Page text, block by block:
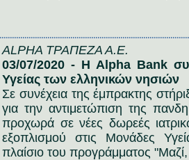
ALPHA ΤΡΑΠΕΖΑ Α.Ε.
03/07/2020 - Η Alpha Bank
Υγείας των ελληνικών νησιών
Σε συνέχεια της έμπρακτης
για την αντιμετώπιση της
προχωρά σε νέες δωρεές
εξοπλισμού στις Μονάδες
πλαίσιο του προγράμματος